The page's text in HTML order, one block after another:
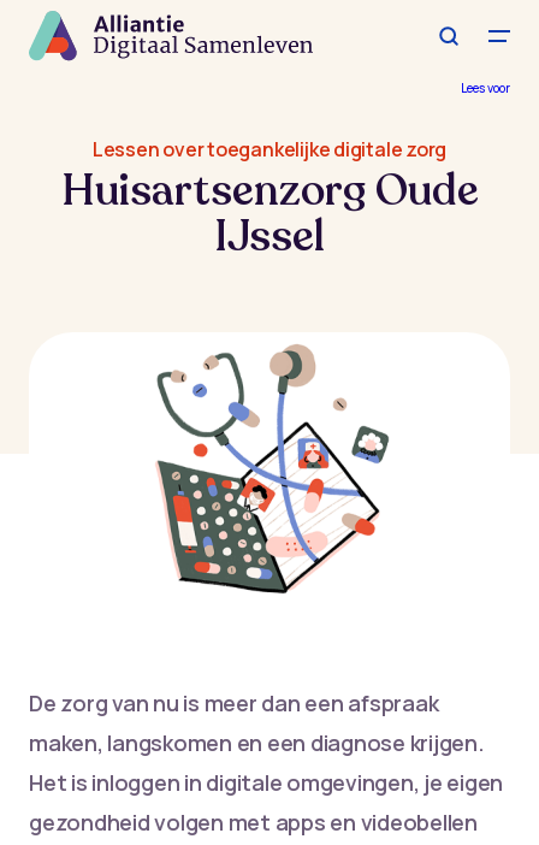
hoofdinhoud
Lees voor
Lessen over toegankelijke digitale zorg
Huisartsenzorg Oude
IJssel
De zorg van nu is meer dan een afspraak
maken, langskomen en een diagnose krijgen.
Het is inloggen in digitale omgevingen, je eigen
gezondheid volgen met apps en videobellen